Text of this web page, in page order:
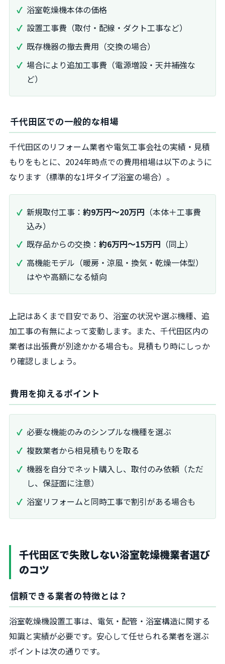
浴室乾燥機本体の価格
設置工事費（取付・配線・ダクト工事など）
既存機器の撤去費用（交換の場合）
場合により追加工事費（電源増設・天井補強な
ど）
千代田区での一般的な相場
千代田区のリフォーム業者や電気工事会社の実績・見積
もりをもとに、2024年時点での費用相場は以下のように
なります（標準的な1坪タイプ浴室の場合）。
新規取付工事： 約9万円～20万円 （本体＋工事費
込み）
既存品からの交換： 約6万円～15万円 （同上）
高機能モデル（暖房・涼風・換気・乾燥一体型）
はやや高額になる傾向
上記はあくまで目安であり、浴室の状況や選ぶ機種、追
加工事の有無によって変動します。また、千代田区内の
業者は出張費が別途かかる場合も。見積もり時にしっか
り確認しましょう。
費用を抑えるポイント
必要な機能のみのシンプルな機種を選ぶ
複数業者から相見積もりを取る
機器を自分でネット購入し、取付のみ依頼（ただ
し、保証面に注意）
浴室リフォームと同時工事で割引がある場合も
千代田区で失敗しない浴室乾燥機業者選び
のコツ
信頼できる業者の特徴とは？
浴室乾燥機設置工事は、電気・配管・浴室構造に関する
知識と実績が必要です。安心して任せられる業者を選ぶ
ポイントは次の通りです。